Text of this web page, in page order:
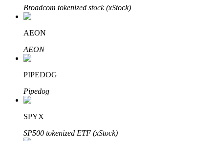
定投理财
Broadcom tokenized stock (xStock)
AEON
AEON
PIPEDOG
Pipedog
SPYX
SP500 tokenized ETF (xStock)